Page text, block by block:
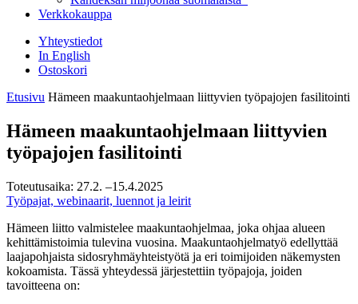
Verkkokauppa
Yhteystiedot
In English
Ostoskori
Etusivu Hämeen maakuntaohjelmaan liittyvien työpajojen fasilitointi
Hämeen maakuntaohjelmaan liittyvien
työpajojen fasilitointi
Toteutusaika: 27.2. –15.4.2025
Työpajat, webinaarit, luennot ja leirit
Hämeen liitto valmistelee maakuntaohjelmaa, joka ohjaa alueen
kehittämistoimia tulevina vuosina. Maakuntaohjelmatyö edellyttää
laajapohjaista sidosryhmäyhteistyötä ja eri toimijoiden näkemysten
kokoamista. Tässä yhteydessä järjestettiin työpajoja, joiden
tavoitteena on: